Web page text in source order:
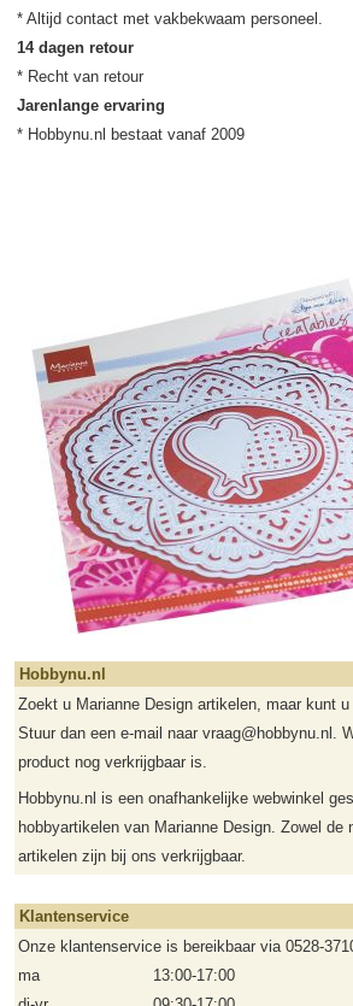
14 dagen retour
Jarenlange ervaring
* Hobbynu.nl bestaat vanaf 2009
Hobbynu.nl
Zoekt u Marianne Design artikelen, maar kunt
Stuur dan een e-mail naar vraag@hobbynu.nl.
product nog verkrijgbaar is.
Hobbynu.nl is een onafhankelijke webwinkel
hobbyartikelen van Marianne Design. Zowel de
artikelen zijn bij ons verkrijgbaar.
Klantenservice
Onze klantenservice is bereikbaar via 0528-
ma
13:00-17:00